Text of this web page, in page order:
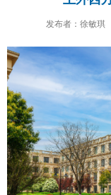
发布者：徐敏琪